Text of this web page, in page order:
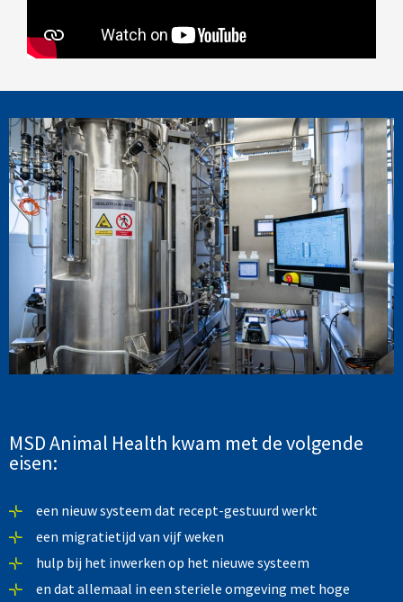
MSD Animal Health kwam met de volgende
eisen:
een nieuw systeem dat recept-gestuurd werkt
een migratietijd van vijf weken
hulp bij het inwerken op het nieuwe systeem
en dat allemaal in een steriele omgeving met hoge